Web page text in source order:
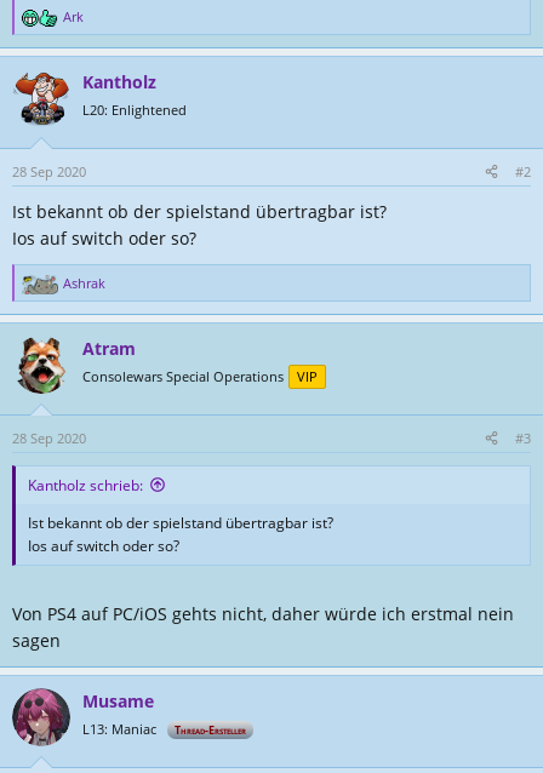
R
e
k
t
i
o
n
e
n
Ark
Kantholz
L20: Enlightened
28 Sep 2020 #2
Ist bekannt ob der spielstand übertragbar ist?
Ios auf switch oder so?
R
e
k
t
i
o
n
Ashrak
Atram
Consolewars Special Operations VIP
28 Sep 2020 #3
Kantholz schrieb:
Ist bekannt ob der spielstand übertragbar ist?
Ios auf switch oder so?
Von PS4 auf PC/iOS gehts nicht, daher würde ich erstmal nein
sagen
Musame
L13: Maniac Thread-Ersteller